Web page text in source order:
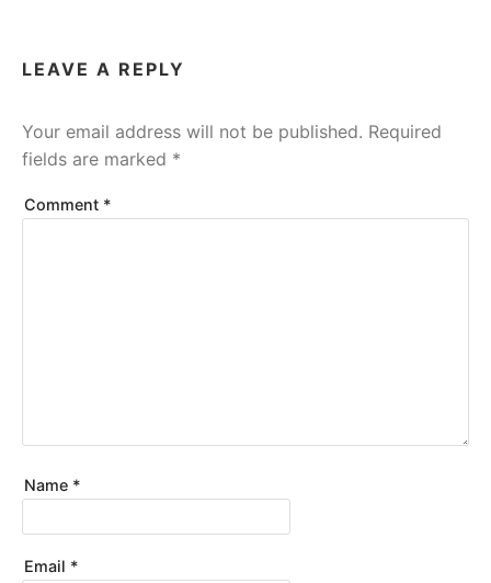
LEAVE A REPLY
Your email address will not be published. Required
fields are marked *
Comment *
Name *
Email *